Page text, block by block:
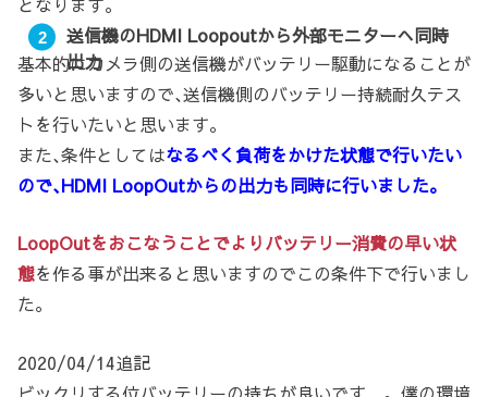
送信機のHDMI Loopoutから外部モニターへ同時
出力
基本的にカメラ側の送信機がバッテリー駆動になることが
多いと思いますので､送信機側のバッテリー持続耐久テス
トを行いたいと思います。
また､条件としてはなるべく負荷をかけた状態で行いたい
ので､HDMI LoopOutからの出力も同時に行いました。
LoopOutをおこなうことでよりバッテリー消費の早い状
態を作る事が出来ると思いますのでこの条件下で行いまし
た。
2020/04/14追記